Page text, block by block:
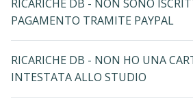
RICARICHE DB - NON SONO
PAGAMENTO TRAMITE PAYPAL
RICARICHE DB - NON HO UNA
INTESTATA ALLO STUDIO